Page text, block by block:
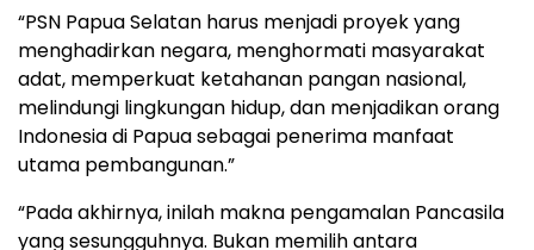
“PSN Papua Selatan harus menjadi proyek yang
menghadirkan negara, menghormati masyarakat
adat, memperkuat ketahanan pangan nasional,
melindungi lingkungan hidup, dan menjadikan orang
Indonesia di Papua sebagai penerima manfaat
utama pembangunan.”
“Pada akhirnya, inilah makna pengamalan Pancasila
yang sesungguhnya. Bukan memilih antara